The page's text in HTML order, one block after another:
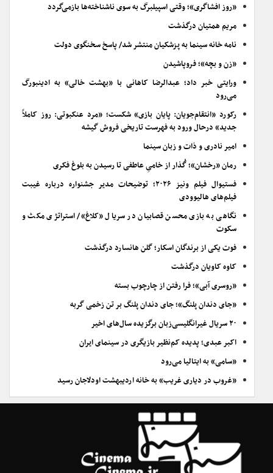
«روز افشاگری»؛ وقتی اسپیلبرگ به سوی ناشناخته‌ها بازمی‌گردد
مریم همتیان درگذشت
نامه خانه سینما به پزشکیان منتشر شد/ پاسخ سخنگوی دولت
«زن و بچه»؛ فروپاشیدن
ورایتی خبر داد؛ عبدالرضا کاهانی با «بهشت خالی» به ادینبورگ
می‌رود
رکورد «انتقام‌جویان: پایان بازی» شکست؛ «مرد عنکبوتی: روز کاملاً
جدید» درحال ورود به فهرست تاریخی فروش گیشه
امیر نادری و ذات و زبان سینما
رمان «رخشان»؛ گُذار از خامیِ عاطفی تا رسیدن به بلوغ فکری
فستیوال فیلم ونیز ۲۰۲۶؛ توضیحات مدیر جشنواره درباره غیبت
فیلم‌های هالیوودی
نگاهی به بازی محسن قصابیان در سریال «کلاغ»/ استراتژی مکث و
سکوت
فوت یکی از برندگان اسکار؛ گلن هانسارد درگذشت
کاوه کاویان درگذشت
«روسری آبی»؛ فرا رفتن از چارچوب بسته
«جای دندان پلنگ»؛ جای دندان پلنگ بر تن زخمی گربه
۲۰ سریال غیرانگلیسی‌زبان برگزیده سال‌های اخیر
اکبر عبدی؛ پدیده کم‌نظیر بازیگری در سینمای ایران
«سامی» به ایتالیا می‌رود
«غروب در دیاری غریب» به خانه اردیبهشت اودلاجان رسید